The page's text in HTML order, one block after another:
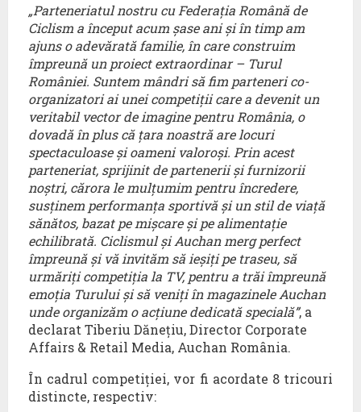
„Parteneriatul nostru cu Federația Română de
Ciclism a început acum șase ani și în timp am
ajuns o adevărată familie, în care construim
împreună un proiect extraordinar – Turul
României. Suntem mândri să fim parteneri co-
organizatori ai unei competiții care a devenit un
veritabil vector de imagine pentru România, o
dovadă în plus că țara noastră are locuri
spectaculoase și oameni valoroși. Prin acest
parteneriat, sprijinit de partenerii și furnizorii
noștri, cărora le mulțumim pentru încredere,
susținem performanța sportivă și un stil de viață
sănătos, bazat pe mișcare și pe alimentație
echilibrată. Ciclismul și Auchan merg perfect
împreună și vă invităm să ieșiți pe traseu, să
urmăriți competiția la TV, pentru a trăi împreună
emoția Turului și să veniți în magazinele Auchan
unde organizăm o acțiune dedicată specială”, a
declarat Tiberiu Dănețiu, Director Corporate
Affairs & Retail Media, Auchan România.
În cadrul competiției, vor fi acordate 8 tricouri
distincte, respectiv: